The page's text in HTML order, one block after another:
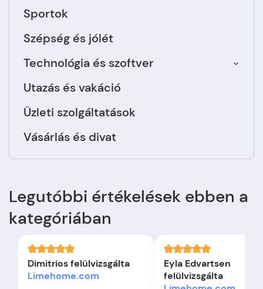
Sportok
Szépség és jólét
Technológia és szoftver
Utazás és vakáció
Üzleti szolgáltatások
Vásárlás és divat
Legutóbbi értékelések ebben a
kategóriában
Dimitrios felülvizsgálta
Limehome.com
Eyla Edvartsen
felülvizsgálta